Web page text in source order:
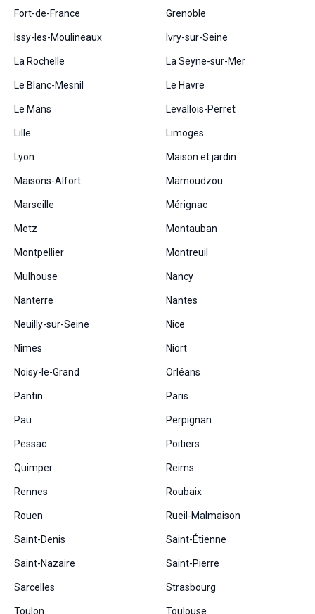
Fort-de-France Grenoble
Issy-les-Moulineaux Ivry-sur-Seine
La Rochelle La Seyne-sur-Mer
Le Blanc-Mesnil Le Havre
Le Mans Levallois-Perret
Lille Limoges
Lyon Maison et jardin
Maisons-Alfort Mamoudzou
Marseille Mérignac
Metz Montauban
Montpellier Montreuil
Mulhouse Nancy
Nanterre Nantes
Neuilly-sur-Seine Nice
Nîmes Niort
Noisy-le-Grand Orléans
Pantin Paris
Pau Perpignan
Pessac Poitiers
Quimper Reims
Rennes Roubaix
Rouen Rueil-Malmaison
Saint-Denis Saint-Étienne
Saint-Nazaire Saint-Pierre
Sarcelles Strasbourg
Toulon Toulouse